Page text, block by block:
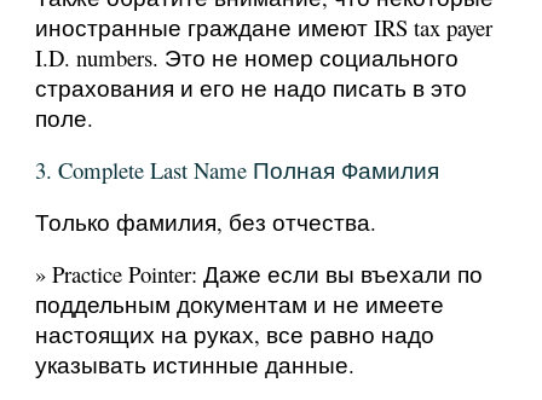
иностранные граждане имеют IRS tax payer
I.D. numbers. Это не номер социального
страхования и его не надо писать в это
поле.
3. Complete Last Name Полная Фамилия
Только фамилия, без отчества.
» Practice Pointer: Даже если вы въехали по
поддельным документам и не имеете
настоящих на руках, все равно надо
указывать истинные данные.